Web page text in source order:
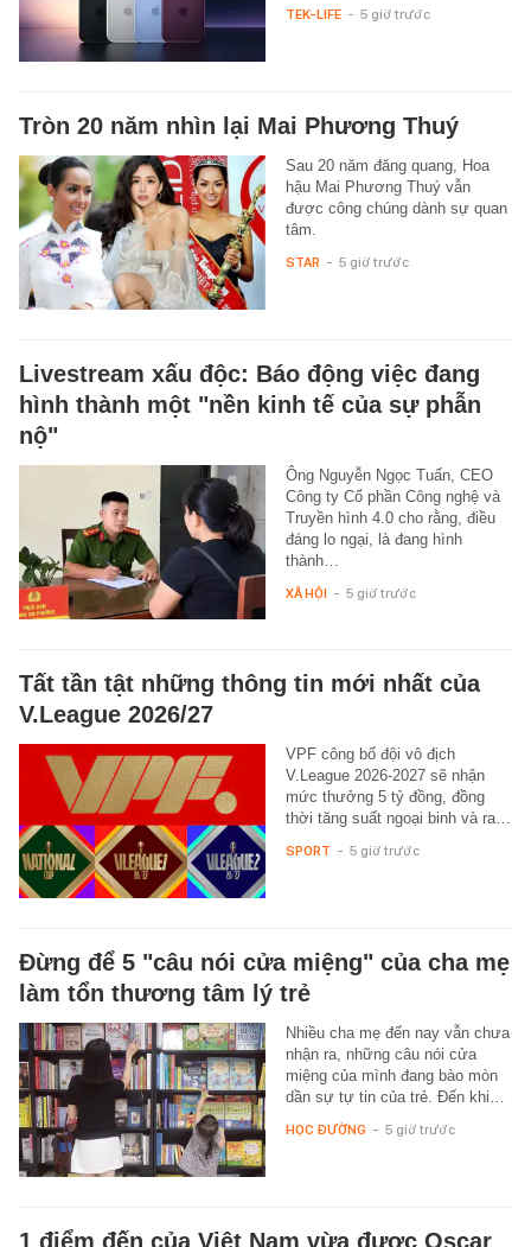
TEK-LIFE - 5 giờ trước
Tròn 20 năm nhìn lại Mai Phương Thuý
Sau 20 năm đăng quang, Hoa
hậu Mai Phương Thuý vẫn
được công chúng dành sự quan
tâm.
STAR - 5 giờ trước
Livestream xấu độc: Báo động việc đang
hình thành một "nền kinh tế của sự phẫn
nộ"
Ông Nguyễn Ngọc Tuấn, CEO
Công ty Cổ phần Công nghệ và
Truyền hình 4.0 cho rằng, điều
đáng lo ngại, là đang hình
thành…
XÃ HỘI - 5 giờ trước
Tất tần tật những thông tin mới nhất của
V.League 2026/27
VPF công bố đội vô địch
V.League 2026-2027 sẽ nhận
mức thưởng 5 tỷ đồng, đồng
thời tăng suất ngoại binh và ra…
SPORT - 5 giờ trước
Đừng để 5 "câu nói cửa miệng" của cha mẹ
làm tổn thương tâm lý trẻ
Nhiều cha mẹ đến nay vẫn chưa
nhận ra, những câu nói cửa
miệng của mình đang bào mòn
dần sự tự tin của trẻ. Đến khi…
HỌC ĐƯỜNG - 5 giờ trước
1 điểm đến của Việt Nam vừa được Oscar